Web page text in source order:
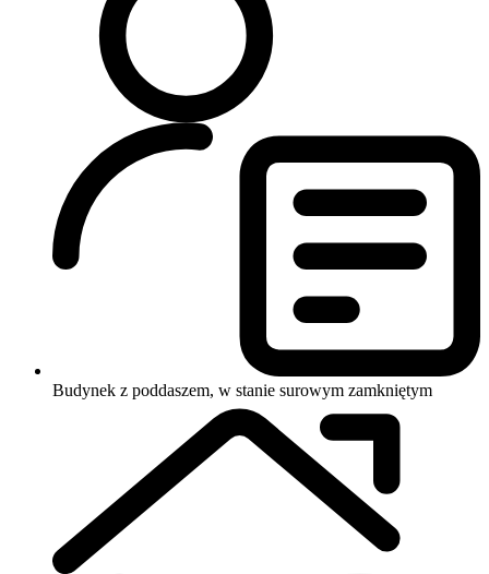
Budynek z poddaszem, w stanie surowym zamkniętym